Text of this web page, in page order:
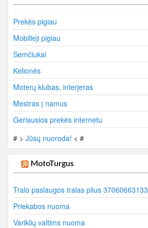
Prekės pigiau
Mobilieji pigiau
Semčiukai
Kelionės
Moterų klubas, interjeras
Mestras į namus
Geriausios prekės internetu
# > Jūsų nuoroda! < #
MotoTurgus
Tralo paslaugos tralas plius 37060663133
Priekabos nuoma
Variklių valtims nuoma